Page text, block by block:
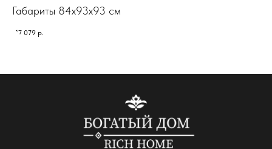
Габариты 84х93х93 см
117 079 р.